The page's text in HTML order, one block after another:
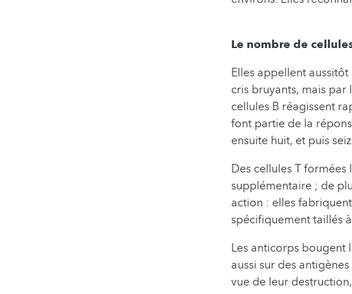
Le nombre de
Elles appellent aussitôt
cris bruyants, mais par
cellules B réagissent
font partie de la
ensuite huit, et puis
Des cellules T
supplémentaire ; de
action : elles
spécifiquement taillés
Les anticorps bougent
aussi sur des
vue de leur